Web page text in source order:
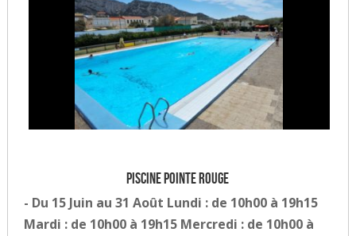
Piscine Pointe Rouge
- Du 15 Juin au 31 Août Lundi : de 10h00 à 19h15
Mardi : de 10h00 à 19h15 Mercredi : de 10h00 à